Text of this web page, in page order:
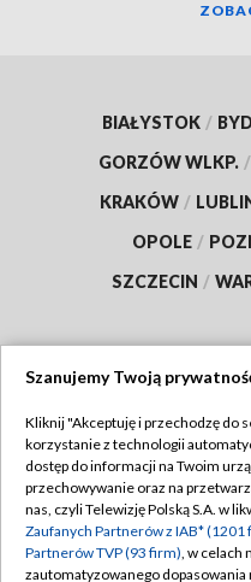
BIAŁYSTOK /
GORZÓW WLKP. /
KRAKÓW /
OPOLE /
SZCZECIN /
Abonament TVP
Emisja w TVP
Centrum informacji TVP
Szanujemy Twoją
Kliknij "Akceptuję i przechodzę do
korzystanie z technologii
dostęp do informacji na Twoim
przechowywanie oraz na
nas, czyli Telewizję Polską S.A. w
Zaufanych Partnerów z IAB* (1201
Partnerów TVP (93 firm), w celach
zautomatyzowanego